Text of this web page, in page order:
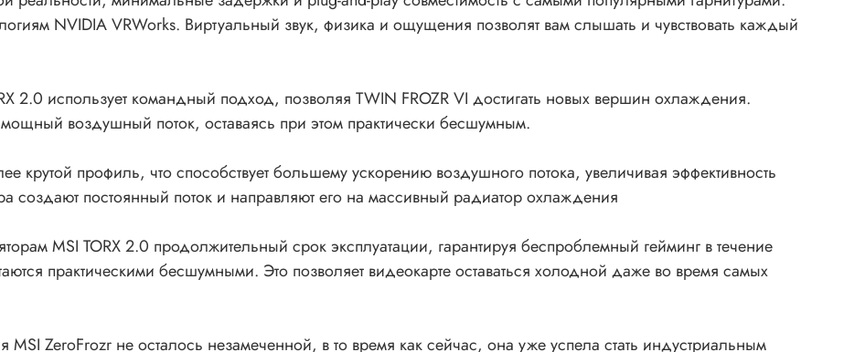
NVIDIA VRWorks. Виртуальный звук, физика и ощущения позволят вам слышать и чувствовать каждый
2.0 использует командный подход, позволяя TWIN FROZR VI достигать новых вершин охлаждения.
воздушный поток, оставаясь при этом практически бесшумным.
крутой профиль, что способствует большему ускорению воздушного потока, увеличивая эффективность
создают постоянный поток и направляют его на массивный радиатор охлаждения
MSI TORX 2.0 продолжительный срок эксплуатации, гарантируя беспроблемный гейминг в течение
практическими бесшумными. Это позволяет видеокарте оставаться холодной даже во время самых
MSI ZeroFrozr не осталось незамеченной, в то время как сейчас, она уже успела стать индустриальным